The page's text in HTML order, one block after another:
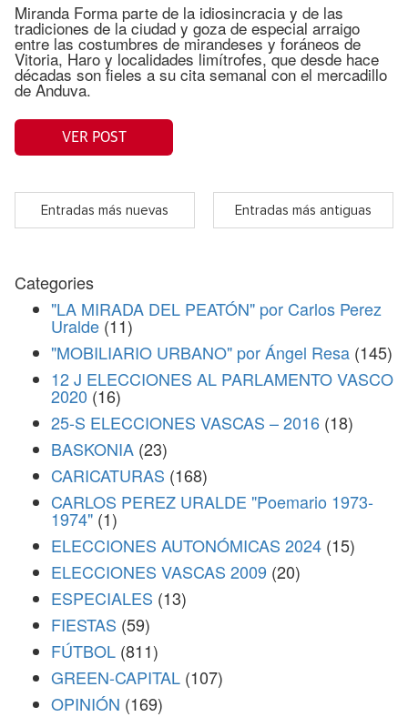
Miranda Forma parte de la idiosincracia y de las
tradiciones de la ciudad y goza de especial arraigo
entre las costumbres de mirandeses y foráneos de
Vitoria, Haro y localidades limítrofes, que desde hace
décadas son fieles a su cita semanal con el mercadillo
de Anduva.
VER POST
Entradas más nuevas Entradas más antiguas
Categories
"LA MIRADA DEL PEATÓN" por Carlos Perez
Uralde (11)
"MOBILIARIO URBANO" por Ángel Resa (145)
12 J ELECCIONES AL PARLAMENTO VASCO
2020 (16)
25-S ELECCIONES VASCAS – 2016 (18)
BASKONIA (23)
CARICATURAS (168)
CARLOS PEREZ URALDE "Poemario 1973-
1974" (1)
ELECCIONES AUTONÓMICAS 2024 (15)
ELECCIONES VASCAS 2009 (20)
ESPECIALES (13)
FIESTAS (59)
FÚTBOL (811)
GREEN-CAPITAL (107)
OPINIÓN (169)